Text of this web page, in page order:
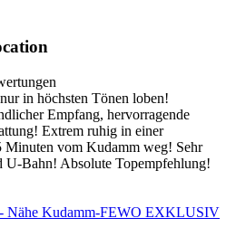
in höchsten Tönen loben!
Empfang, hervorragende
Extrem ruhig in einer
Minuten vom Kudamm weg! Sehr
U-Bahn! Absolute Topempfehlung!
Nähe Kudamm-FEWO EXKLUSIV